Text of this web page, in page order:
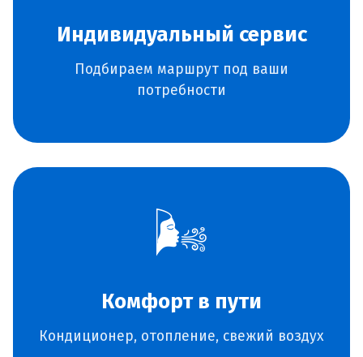
Индивидуальный сервис
Подбираем маршрут под ваши
потребности
🌬️
Комфорт в пути
Кондиционер, отопление, свежий воздух